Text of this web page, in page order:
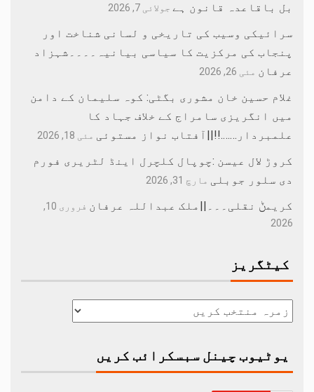
بل باقاعدہ قانون ہے جولائی 7, 2026
سرائیکی وسیب کی تاریخی و لسانی شناخت اور
پنجاب کی مرکزیت کا سیاسی بیانیہ۔۔۔۔شہزاد
عرفان مئی 26, 2026
غلام حسین خان مشوری بگٹی: کوہ سلیمان کے دامن
میں انگریزی سامراج کے خلاف جہاد کا
علمبردار…….!!||آفتاب نواز مستوئی مئی 18, 2026
کروڑ لال عیسن :چوپال کلچرل اینڈ لٹریری فورم
دی سلور جوبلی مارچ 31, 2026
کریمݨ نقلی۔۔۔||ملک عبداللہ عرفان
فروری 10,
2026
کیٹگریز
یوٹیوب چینل سبسکرائب کریں